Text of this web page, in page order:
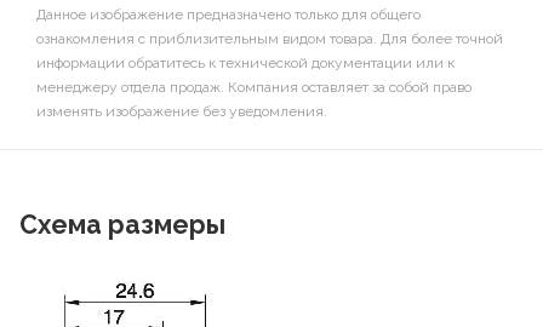
Данное изображение предназначено только для общего
ознакомления с приблизительным видом товара. Для более точной
информации обратитесь к технической документации или к
менеджеру отдела продаж. Компания оставляет за собой право
изменять изображение без уведомления.
Схема размеры